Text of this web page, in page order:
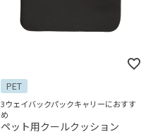
PET
3ウェイバックパックキャリーにおすす
め
ペット用クールクッション